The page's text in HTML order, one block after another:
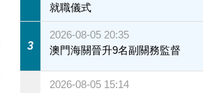
就職儀式
3
2026-08-05 20:35
澳門海關晉升9名副關務監督
2026-08-05 15:14